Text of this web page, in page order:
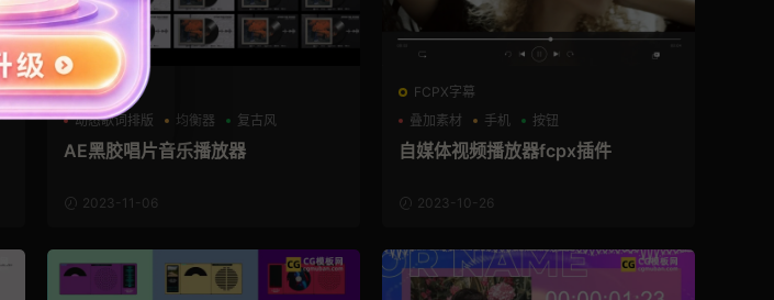
AE模板
动态歌词排版
均衡器 复古风
AE黑胶唱片音乐播放器
2023-11-06
FCPX字幕
叠加素材
手机 按钮
自媒体视频播放器fcpx插件
2023-10-26